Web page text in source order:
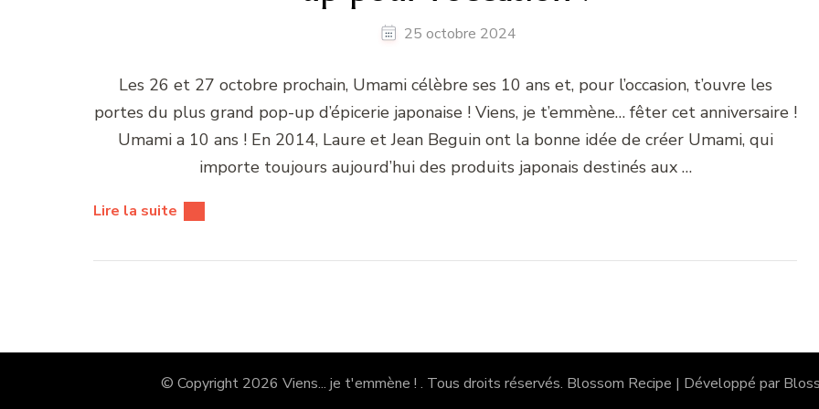
25 octobre 2024
Les 26 et 27 octobre prochain, Umami célèbre ses 10 ans et, pour l’occasion, t’ouvre les
portes du plus grand pop-up d’épicerie japonaise ! Viens, je t’emmène… fêter cet anniversaire !
Umami a 10 ans ! En 2014, Laure et Jean Beguin ont la bonne idée de créer Umami, qui
importe toujours aujourd’hui des produits japonais destinés aux …
Lire la suite
© Copyright 2026 Viens... je t'emmène ! . Tous droits réservés. Blossom Recipe | Développé par